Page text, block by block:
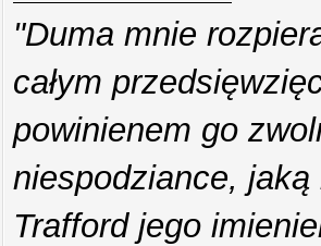
"Duma mnie
całym
powinienem go
niespodziance, jaką
Trafford jego